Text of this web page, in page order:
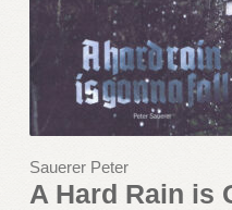
Sauerer Peter
A Hard Rain is